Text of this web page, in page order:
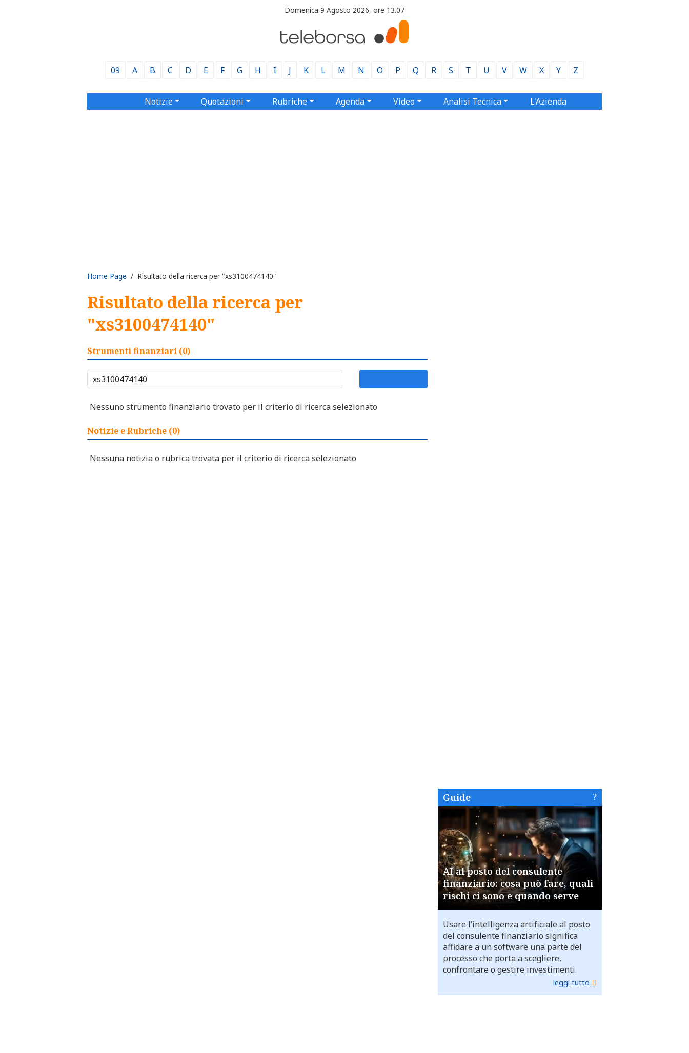
Domenica 9 Agosto 2026, ore 13.07
09 A B C D E F G H I J K L M N O P Q R S T U V W X Y Z
Notizie Quotazioni Rubriche Agenda Video Analisi Tecnica L'Azienda
Home Page / Risultato della ricerca per "xs3100474140"
Risultato della ricerca per
"xs3100474140"
Strumenti finanziari (0)
Nessuno strumento finanziario trovato per il criterio di ricerca selezionato
Notizie e Rubriche (0)
Nessuna notizia o rubrica trovata per il criterio di ricerca selezionato
Guide
AI al posto del consulente
finanziario: cosa può fare, quali
rischi ci sono e quando serve
Usare l’intelligenza artificiale al posto
del consulente finanziario significa
affidare a un software una parte del
processo che porta a scegliere,
confrontare o gestire investimenti.
leggi tutto